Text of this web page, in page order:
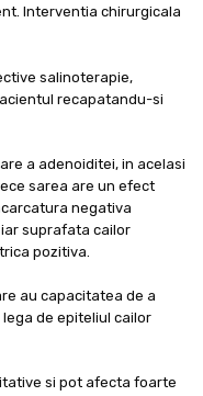
Interventia chirurgicala
salinoterapie,
recapatandu-si
a adenoiditei, in acelasi
sarea are un efect
negativa
suprafata cailor
pozitiva.
au capacitatea de a
de epiteliul cailor
si pot afecta foarte